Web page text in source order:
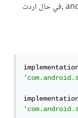
كيف ممكن ارقي السطور المكتبات الي androidx ,في حال اردت